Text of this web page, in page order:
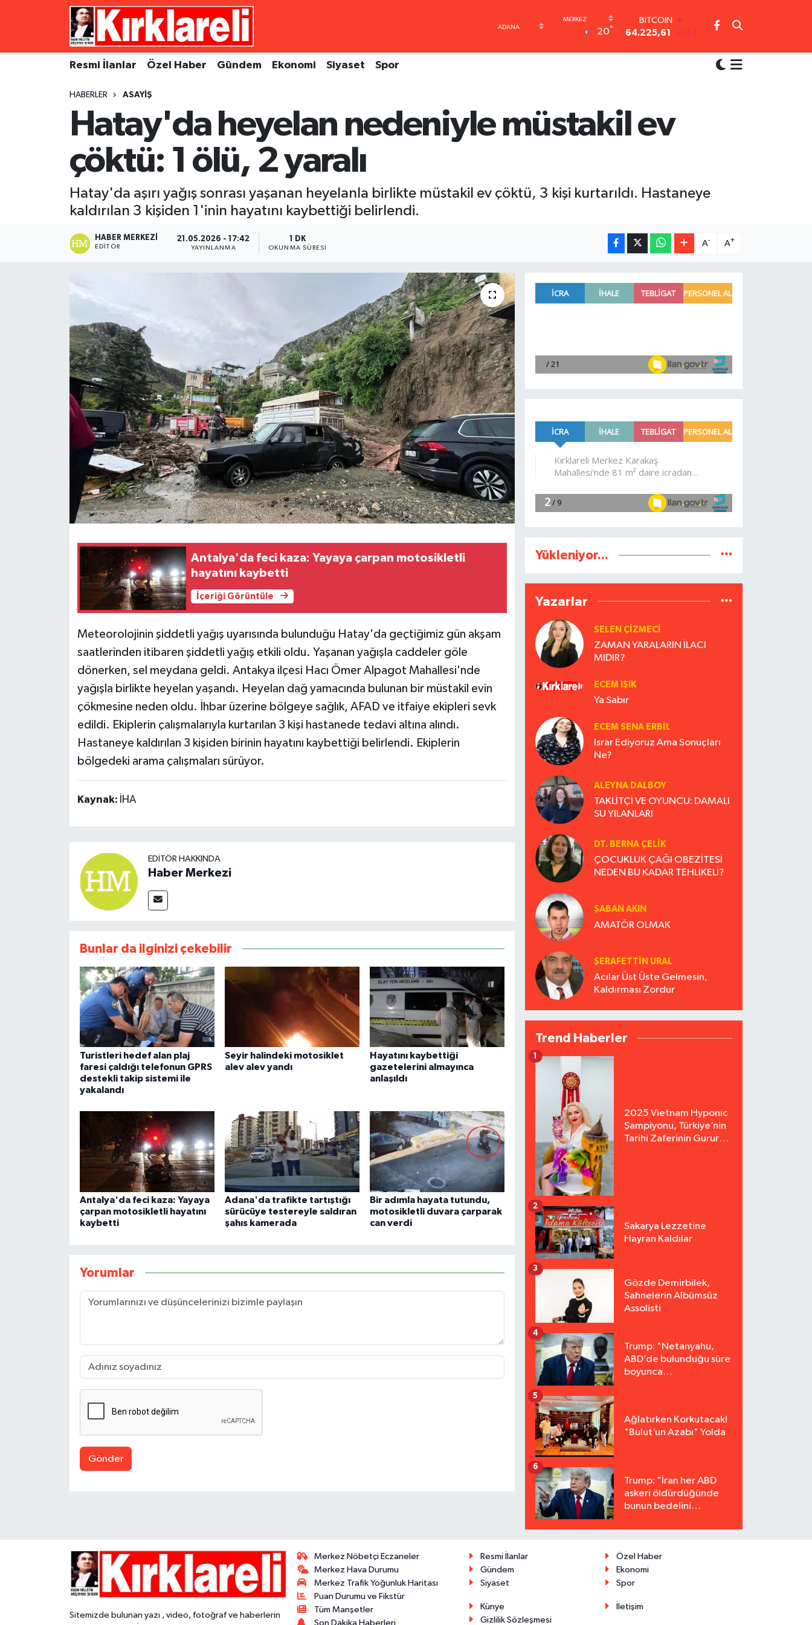
20°
BITCOIN
64.225,61
-0.63
64,2463
GRAM ALTIN
6510.40
Resmi İlanlar Özel Haber Gündem Ekonomi Siyaset Spor
HABERLER ASAYIŞ
Hatay'da heyelan nedeniyle müstakil ev
çöktü: 1 ölü, 2 yaralı
Hatay'da aşırı yağış sonrası yaşanan heyelanla birlikte müstakil ev çöktü, 3 kişi kurtarıldı. Hastaneye
kaldırılan 3 kişiden 1'inin hayatını kaybettiği belirlendi.
HABER MERKEZI
EDITÖR
21.05.2026 - 17:42
YAYINLANMA
1 DK
OKUNMA SÜRESI
A- A+
Antalya'da feci kaza: Yayaya çarpan motosikletli
hayatını kaybetti
İçeriği Görüntüle
Meteorolojinin şiddetli yağış uyarısında bulunduğu Hatay'da geçtiğimiz gün akşam
saatlerinden itibaren şiddetli yağış etkili oldu. Yaşanan yağışla caddeler göle
dönerken, sel meydana geldi. Antakya ilçesi Hacı Ömer Alpagot Mahallesi'nde
yağışla birlikte heyelan yaşandı. Heyelan dağ yamacında bulunan bir müstakil evin
çökmesine neden oldu. İhbar üzerine bölgeye sağlık, AFAD ve itfaiye ekipleri sevk
edildi. Ekiplerin çalışmalarıyla kurtarılan 3 kişi hastanede tedavi altına alındı.
Hastaneye kaldırılan 3 kişiden birinin hayatını kaybettiği belirlendi. Ekiplerin
bölgedeki arama çalışmaları sürüyor.
Kaynak: İHA
EDITÖR HAKKINDA
Haber Merkezi
Bunlar da ilginizi çekebilir
Turistleri hedef alan plaj
faresi çaldığı telefonun GPRS
destekli takip sistemi ile
yakalandı
Seyir halindeki motosiklet
alev alev yandı
Hayatını kaybettiği
gazetelerini almayınca
anlaşıldı
Antalya'da feci kaza: Yayaya
çarpan motosikletli hayatını
kaybetti
Adana'da trafikte tartıştığı
sürücüye testereyle saldıran
şahıs kamerada
Bir adımla hayata tutundu,
motosikletli duvara çarparak
can verdi
Yorumlar
Gönder
Yükleniyor...
Yazarlar
SELEN ÇİZMECİ
ZAMAN YARALARIN İLACI
MIDIR?
ECEM IŞIK
Ya Sabır
ECEM SENA ERBIL
Israr Ediyoruz Ama Sonuçları
Ne?
ALEYNA DALBOY
TAKLİTÇİ VE OYUNCU: DAMALI
SU YILANLARI
DT. BERNA ÇELIK
ÇOCUKLUK ÇAĞI OBEZİTESİ
NEDEN BU KADAR TEHLİKELİ?
ŞABAN AKIN
AMATÖR OLMAK
ŞERAFETTIN URAL
Acılar Üst Üste Gelmesin,
Kaldırması Zordur
Trend Haberler
2025 Vietnam Hyponıc
Şampiyonu, Türkiye’nin
Tarihi Zaferinin Gururu
1
Sakarya Lezzetine
Hayran Kaldılar
2
Gözde Demirbilek,
Sahnelerin Albümsüz
Assolisti
3
Trump: "Netanyahu,
ABD’de bulunduğu süre
boyunca
4
Ağlatırken Korkutacak!
"Bulut’un Azabı" Yolda
5
Trump: "İran her ABD
askeri öldürdüğünde
bunun bedelini
6
Sitemizde bulunan yazı , video, fotoğraf ve haberlerin
Merkez Nöbetçi Eczaneler
Merkez Hava Durumu
Merkez Trafik Yoğunluk Haritası
Puan Durumu ve Fikstür
Tüm Manşetler
Son Dakika Haberleri
Resmi İlanlar
Özel Haber
Gündem
Ekonomi
Siyaset
Spor
Künye
İletişim
Gizlilik Sözleşmesi
Resmi İlanlar
Ekonomi
Kültür Sanat
Magazin
Merkez Nöbetçi Eczaneler
Süper Lig Puan Durumu ve Fikstür
Tüm Manşetler
Son Dakika Haberleri